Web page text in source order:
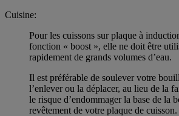
Cuisine:
Pour les cuissons sur plaque à
fonction « boost », elle ne doit être
rapidement de grands volumes d’eau.
Il est préférable de soulever votre
l’enlever ou la déplacer, au lieu de la
le risque d’endommager la base de la
revêtement de votre plaque de cuisson.